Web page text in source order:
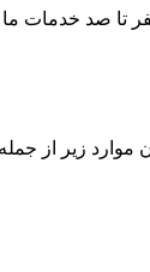
تا صد خدمات
زیر از جمله